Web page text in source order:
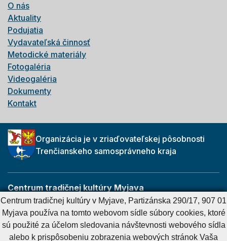
O nás
Aktuality
Podujatia
Vydavateľská činnosť
Metodické materiály
Fotogaléria
Videogaléria
Dokumenty
Kontakt
Organizácia je v zriaďovateľskej pôsobnosti
Trenčianskeho samosprávneho kraja
Centrum tradičnej kultúry Myjava
Partizánska 290/17
907 01 Myjava
Cookies nastavenieCookies - viac informáciíVyhlásenie o prístupnosti
Centrum tradičnej kultúry v Myjave, Partizánska 290/17, 907 01
Myjava používa na tomto webovom sídle súbory cookies, ktoré
sú použité za účelom sledovania návštevnosti webového sídla
alebo k prispôsobeniu zobrazenia webových stránok Vaša